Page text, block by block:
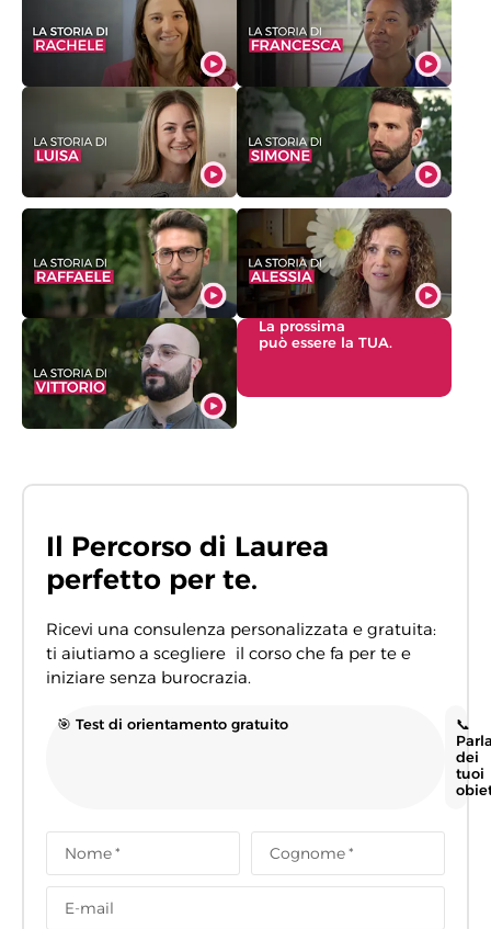
La prossima
può essere la TUA.
Il Percorso di Laurea
perfetto per te.
Ricevi una consulenza personalizzata e gratuita:
ti aiutiamo a scegliere il corso che fa per te e
iniziare senza burocrazia.
🎯 Test di orientamento gratuito
📞
dei
tuoi